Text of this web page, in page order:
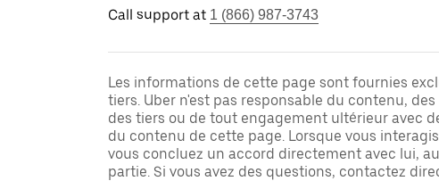
Call support at 1 (866) 987-3743
Les informations de cette page sont fournies
tiers. Uber n'est pas responsable du contenu,
des tiers ou de tout engagement ultérieur avec
du contenu de cette page. Lorsque vous
vous concluez un accord directement avec lui,
partie. Si vous avez des questions, contactez